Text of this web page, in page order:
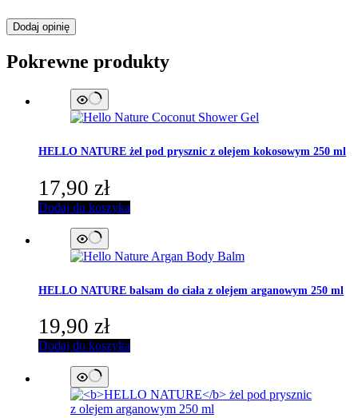
Dodaj opinię
Pokrewne produkty
HELLO NATURE żel pod prysznic z olejem kokosowym 250 ml
17,90 zł
Dodaj do koszyka
HELLO NATURE balsam do ciała z olejem arganowym 250 ml
19,90 zł
Dodaj do koszyka